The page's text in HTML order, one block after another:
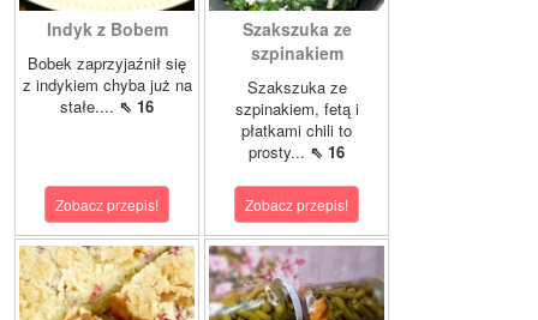
Indyk z Bobem
Bobek zaprzyjaźnił się
z indykiem chyba już na
stałe.... ⇖ 16
Zobacz przepis!
Szakszuka ze
szpinakiem
Szakszuka ze
szpinakiem, fetą i
płatkami chili to
prosty... ⇖ 16
Zobacz przepis!